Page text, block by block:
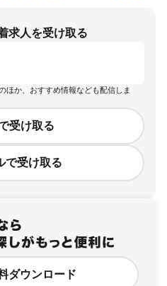
求人を受け取る
ほか、おすすめ情報なども配信しま
受け取る
で受け取る
ダウンロード